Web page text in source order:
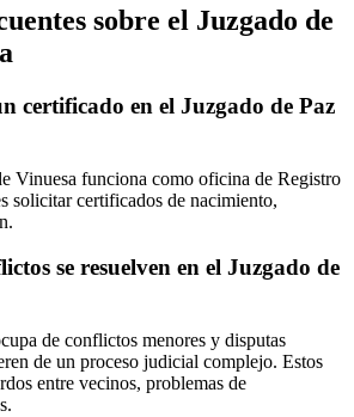
sobre el Juzgado de
certificado en el Juzgado de Paz
Vinuesa funciona como oficina de Registro
solicitar certificados de nacimiento,
se resuelven en el Juzgado de
de conflictos menores y disputas
de un proceso judicial complejo. Estos
entre vecinos, problemas de